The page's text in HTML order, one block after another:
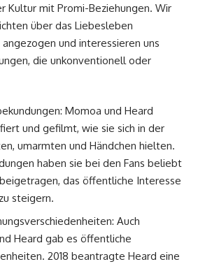
Kultur mit Promi-Beziehungen. Wir
über das Liebesleben
und interessieren uns
die unkonventionell oder
Momoa und Heard
und gefilmt, wie sie sich in der
umarmten und Händchen hielten.
haben sie bei den Fans beliebt
das öffentliche Interesse
steigern.
Auch
Heard gab es öffentliche
2018 beantragte Heard eine